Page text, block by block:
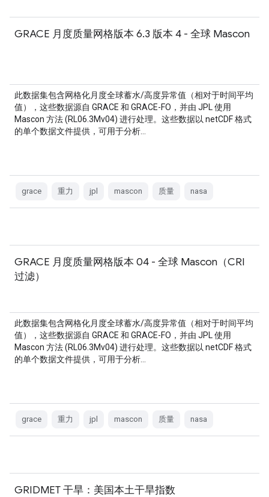
GRACE 月度质量网格版本 6.3 版本 4 - 全球 Mascon
此数据集包含网格化月度全球蓄水/高度异常值（相对于时间平均
值），这些数据源自 GRACE 和 GRACE-FO，并由 JPL 使用
Mascon 方法 (RL06.3Mv04) 进行处理。这些数据以 netCDF 格式
的单个数据文件提供，可用于分析…
grace 重力 jpl mascon 质量 nasa
GRACE 月度质量网格版本 04 - 全球 Mascon（CRI
过滤）
此数据集包含网格化月度全球蓄水/高度异常值（相对于时间平均
值），这些数据源自 GRACE 和 GRACE-FO，并由 JPL 使用
Mascon 方法 (RL06.3Mv04) 进行处理。这些数据以 netCDF 格式
的单个数据文件提供，可用于分析…
grace 重力 jpl mascon 质量 nasa
GRIDMET 干旱：美国本土干旱指数